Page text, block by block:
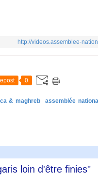
http://videos.assemblee-
0
& maghreb assemblée
loin d'être finies"